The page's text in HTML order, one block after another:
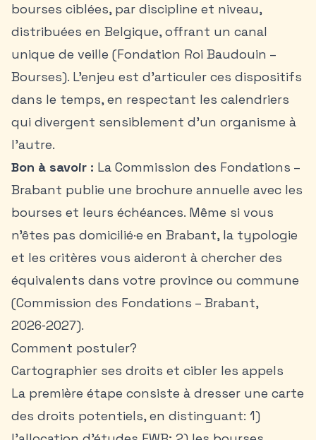
bourses ciblées, par discipline et niveau,
distribuées en Belgique, offrant un canal
unique de veille (Fondation Roi Baudouin –
Bourses). L’enjeu est d’articuler ces dispositifs
dans le temps, en respectant les calendriers
qui divergent sensiblement d’un organisme à
l’autre.
Bon à savoir : La Commission des Fondations –
Brabant publie une brochure annuelle avec les
bourses et leurs échéances. Même si vous
n’êtes pas domicilié·e en Brabant, la typologie
et les critères vous aideront à chercher des
équivalents dans votre province ou commune
(Commission des Fondations – Brabant,
2026‑2027).
Comment postuler?
Cartographier ses droits et cibler les appels
La première étape consiste à dresser une carte
des droits potentiels, en distinguant: 1)